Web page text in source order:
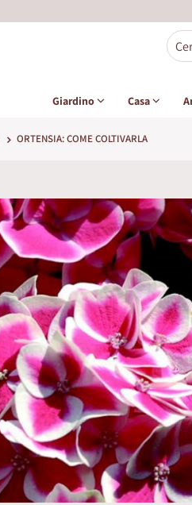
Giardino Casa
ORTENSIA: COME COLTIVARLA